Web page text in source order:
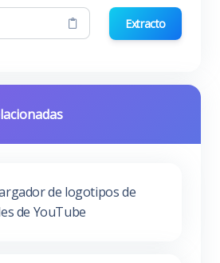
Extracto
de logotipos de
de YouTube